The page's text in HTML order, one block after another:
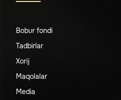
Bobur fondi
Tadbirlar
Xorij
Maqolalar
Media